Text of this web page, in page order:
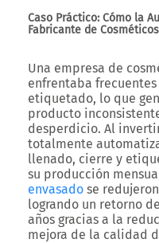
Caso Práctico: Cómo la
Fabricante de Cosméticos
Una empresa de
enfrentaba
etiquetado, lo que
producto
desperdicio. Al
totalmente
llenado, cierre y
su producción
envasado se
logrando un retorno
años gracias a la
mejora de la calidad